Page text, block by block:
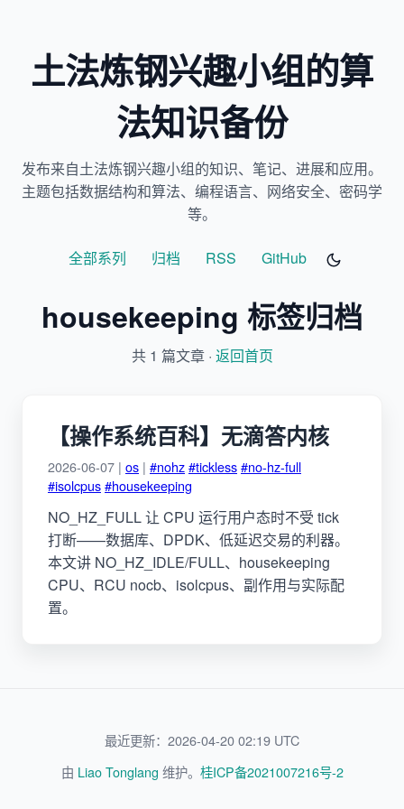
土法炼钢兴趣小组的算
法知识备份
发布来自土法炼钢兴趣小组的知识、笔记、进展和应用。
主题包括数据结构和算法、编程语言、网络安全、密码学
等。
全部系列 归档 RSS GitHub
housekeeping 标签归档
共 1 篇文章 · 返回首页
【操作系统百科】无滴答内核
2026-06-07 | os | #nohz#tickless#no-hz-full
#isolcpus#housekeeping
NO_HZ_FULL 让 CPU 运行用户态时不受 tick
打断——数据库、DPDK、低延迟交易的利器。
本文讲 NO_HZ_IDLE/FULL、housekeeping
CPU、RCU nocb、isolcpus、副作用与实际配
置。
最近更新：2026-04-20 02:19 UTC
由 Liao Tonglang 维护。 桂ICP备2021007216号-2